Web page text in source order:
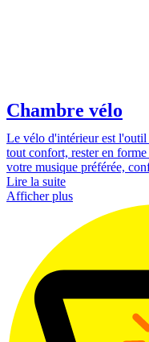
Chambre vélo
Le vélo d'intérieur est l'outil
tout confort, rester en
votre musique préférée,
Lire la suite
Afficher plus